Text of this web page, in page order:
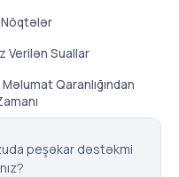
Verilən Suallar
Qaranlığından
peşəkar dəstəkmi